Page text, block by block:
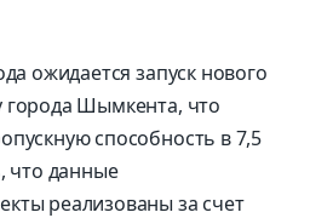
ожидается запуск нового
города Шымкента, что
способность в 7,5
что данные
реализованы за счет